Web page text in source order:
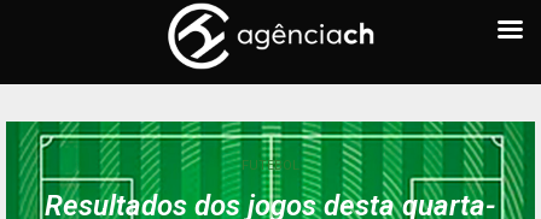
FUTEBOL
Resultados dos jogos desta quarta-